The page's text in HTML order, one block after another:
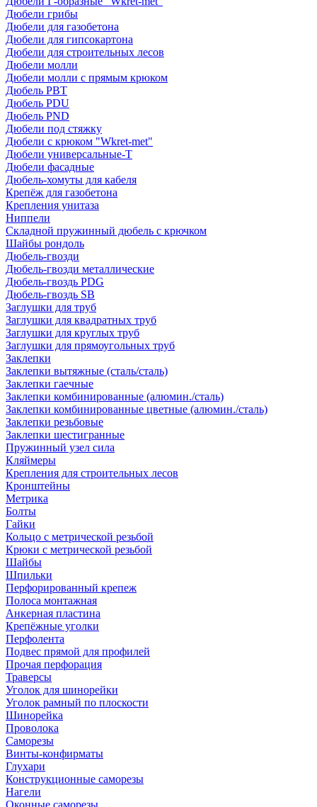
Дюбели грибы
Дюбели для газобетона
Дюбели для гипсокартона
Дюбели для строительных лесов
Дюбели молли
Дюбели молли с прямым крюком
Дюбель PBT
Дюбель PDU
Дюбель PND
Дюбели под стяжку
Дюбели с крюком "Wkret-met"
Дюбели универсальные-Т
Дюбели фасадные
Дюбель-хомуты для кабеля
Крепёж для газобетона
Крепления унитаза
Ниппели
Складной пружинный дюбель с крючком
Шайбы рондоль
Дюбель-гвозди
Дюбель-гвозди металлические
Дюбель-гвоздь PDG
Дюбель-гвоздь SB
Заглушки для труб
Заглушки для квадратных труб
Заглушки для круглых труб
Заглушки для прямоугольных труб
Заклепки
Заклепки вытяжные (сталь/сталь)
Заклепки гаечные
Заклепки комбинированные (алюмин./сталь)
Заклепки комбинированные цветные (алюмин./сталь)
Заклепки резьбовые
Заклепки шестигранные
Пружинный узел сила
Кляймеры
Крепления для строительных лесов
Кронштейны
Метрика
Болты
Гайки
Кольцо с метрической резьбой
Крюки с метрической резьбой
Шайбы
Шпильки
Перфорированный крепеж
Полоса монтажная
Анкерная пластина
Крепёжные уголки
Перфолента
Подвес прямой для профилей
Прочая перфорация
Траверсы
Уголок для шинорейки
Уголок рамный по плоскости
Шинорейка
Проволока
Саморезы
Винты-конфирматы
Глухари
Конструкционные саморезы
Нагели
Оконные саморезы